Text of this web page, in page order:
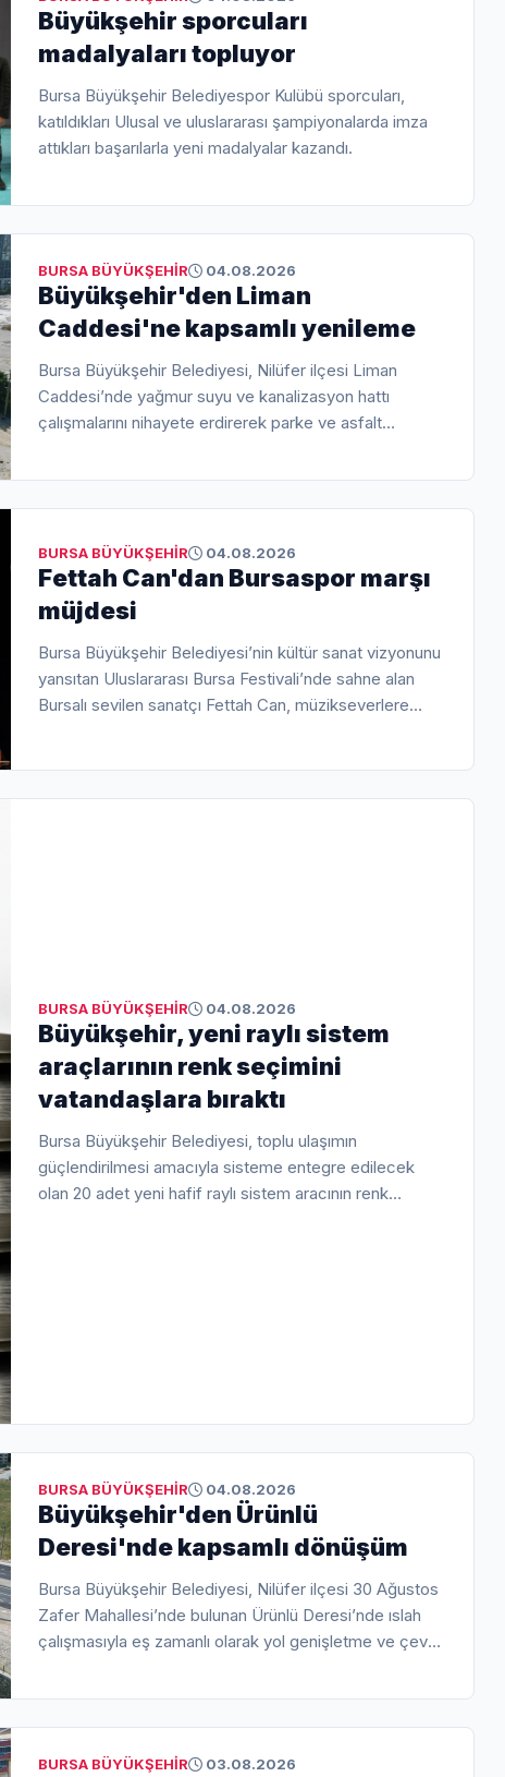
Büyükşehir sporcuları
madalyaları topluyor
Bursa Büyükşehir Belediyespor Kulübü sporcuları,
katıldıkları Ulusal ve uluslararası şampiyonalarda imza
attıkları başarılarla yeni madalyalar kazandı.
BURSA BÜYÜKŞEHİR 04.08.2026
Büyükşehir'den Liman
Caddesi'ne kapsamlı yenileme
Bursa Büyükşehir Belediyesi, Nilüfer ilçesi Liman
Caddesi’nde yağmur suyu ve kanalizasyon hattı
çalışmalarını nihayete erdirerek parke ve asfalt
BURSA BÜYÜKŞEHİR 04.08.2026
Fettah Can'dan Bursaspor marşı
müjdesi
Bursa Büyükşehir Belediyesi’nin kültür sanat vizyonunu
yansıtan Uluslararası Bursa Festivali’nde sahne alan
Bursalı sevilen sanatçı Fettah Can, müzikseverlere
BURSA BÜYÜKŞEHİR 04.08.2026
Büyükşehir, yeni raylı sistem
araçlarının renk seçimini
vatandaşlara bıraktı
Bursa Büyükşehir Belediyesi, toplu ulaşımın
güçlendirilmesi amacıyla sisteme entegre edilecek
olan 20 adet yeni hafif raylı sistem aracının renk
BURSA BÜYÜKŞEHİR 04.08.2026
Büyükşehir'den Ürünlü
Deresi'nde kapsamlı dönüşüm
Bursa Büyükşehir Belediyesi, Nilüfer ilçesi 30 Ağustos
Zafer Mahallesi’nde bulunan Ürünlü Deresi’nde ıslah
çalışmasıyla eş zamanlı olarak yol genişletme ve çevre
BURSA BÜYÜKŞEHİR 03.08.2026